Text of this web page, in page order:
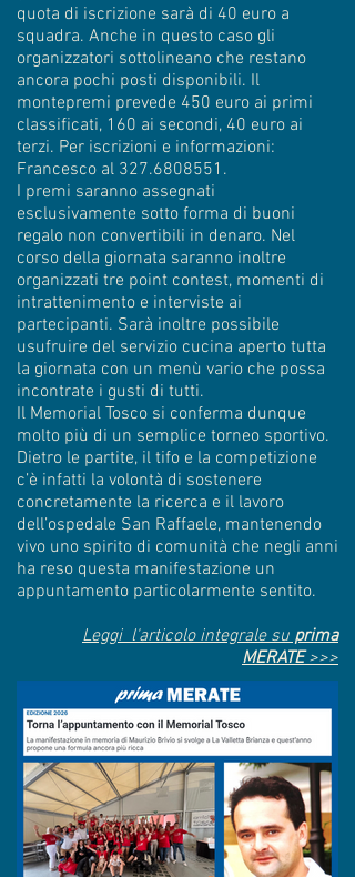
quota di iscrizione sarà di 40 euro a
squadra. Anche in questo caso gli
organizzatori sottolineano che restano
ancora pochi posti disponibili. Il
montepremi prevede 450 euro ai primi
classificati, 160 ai secondi, 40 euro ai
terzi. Per iscrizioni e informazioni:
Francesco al 327.6808551.
I premi saranno assegnati
esclusivamente sotto forma di buoni
regalo non convertibili in denaro. Nel
corso della giornata saranno inoltre
organizzati tre point contest, momenti di
intrattenimento e interviste ai
partecipanti. Sarà inoltre possibile
usufruire del servizio cucina aperto tutta
la giornata con un menù vario che possa
incontrate i gusti di tutti.
Il Memorial Tosco si conferma dunque
molto più di un semplice torneo sportivo.
Dietro le partite, il tifo e la competizione
c’è infatti la volontà di sostenere
concretamente la ricerca e il lavoro
dell’ospedale San Raffaele, mantenendo
vivo uno spirito di comunità che negli anni
ha reso questa manifestazione un
appuntamento particolarmente sentito.
Leggi l'articolo integrale suprima
MERATE>>>